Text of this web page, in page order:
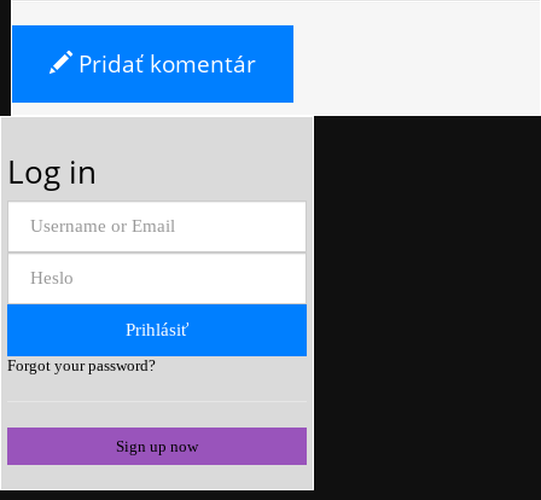
Pridať komentár
Log in
Forgot your password?
Sign up now